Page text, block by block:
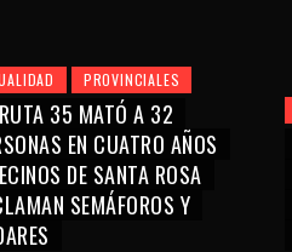
PROVINCIALES
35 MATÓ A 32
EN CUATRO AÑOS
DE SANTA ROSA
SEMÁFOROS Y